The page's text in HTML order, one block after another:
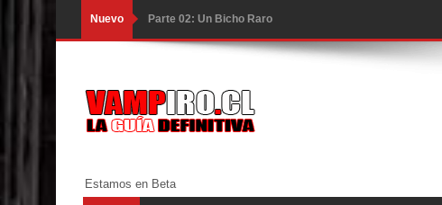
Nuevo Parte 02: Un Bicho Raro
Parte 01: Una Misión de Locos
Parte 03: Forastero en Tierra Muerta
Parte 10: El Secreto
Estamos en Beta